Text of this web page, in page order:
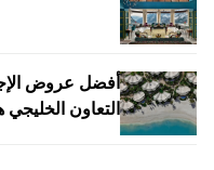
أفضل عروض
التعاون